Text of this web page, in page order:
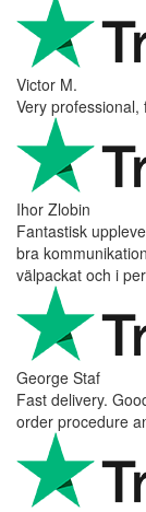
Victor M.
Very professional,
Ihor Zlobin
Fantastisk
bra
välpackat och i
George Staf
Fast delivery.
order procedure